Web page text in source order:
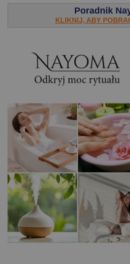
Poradnik
KLIKNIJ, ABY